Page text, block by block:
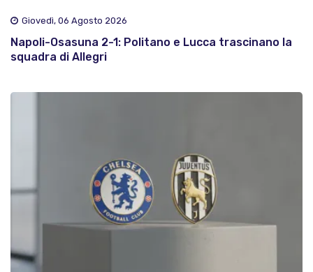
Giovedì, 06 Agosto 2026
Napoli-Osasuna 2-1: Politano e Lucca trascinano la
squadra di Allegri